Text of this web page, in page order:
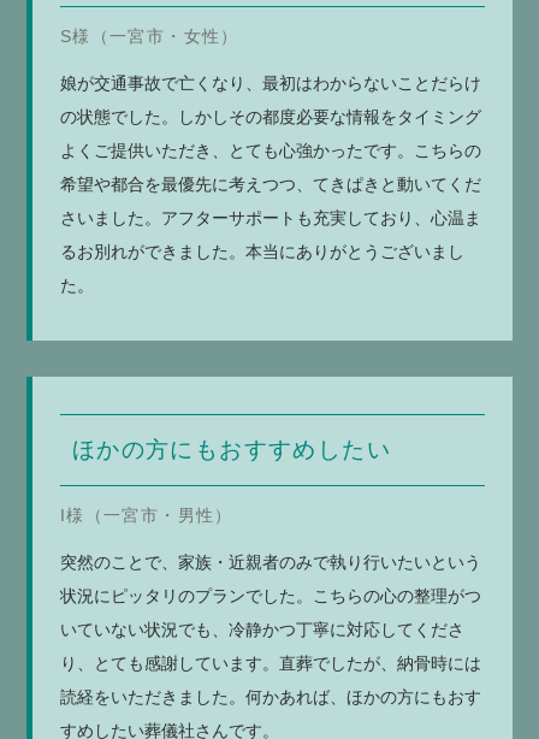
S様（一宮市・女性）
娘が交通事故で亡くなり、最初はわからないことだらけ
の状態でした。しかしその都度必要な情報をタイミング
よくご提供いただき、とても心強かったです。こちらの
希望や都合を最優先に考えつつ、てきぱきと動いてくだ
さいました。アフターサポートも充実しており、心温ま
るお別れができました。本当にありがとうございまし
た。
ほかの方にもおすすめしたい
I様（一宮市・男性）
突然のことで、家族・近親者のみで執り行いたいという
状況にピッタリのプランでした。こちらの心の整理がつ
いていない状況でも、冷静かつ丁寧に対応してくださ
り、とても感謝しています。直葬でしたが、納骨時には
読経をいただきました。何かあれば、ほかの方にもおす
すめしたい葬儀社さんです。